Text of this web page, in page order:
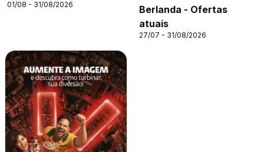
01/08 - 31/08/2026
Berlanda - Ofertas
atuais
27/07 - 31/08/2026